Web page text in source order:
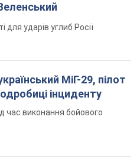
ударів углиб Росії
МіГ-29, пілот
інциденту
час виконання бойового